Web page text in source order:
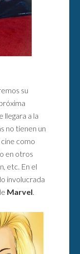
su
llegara a la
no tienen un
como
en otros
etc. En el
involucrada
Marvel.